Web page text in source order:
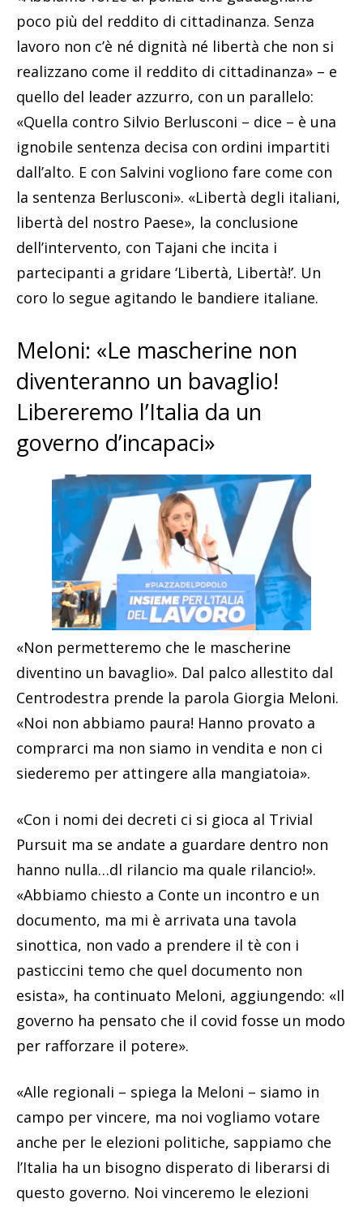
poco più del reddito di cittadinanza. Senza
lavoro non c’è né dignità né libertà che non si
realizzano come il reddito di cittadinanza» – e
quello del leader azzurro, con un parallelo:
«Quella contro Silvio Berlusconi – dice – è una
ignobile sentenza decisa con ordini impartiti
dall’alto. E con Salvini vogliono fare come con
la sentenza Berlusconi». «Libertà degli italiani,
libertà del nostro Paese», la conclusione
dell’intervento, con Tajani che incita i
partecipanti a gridare ‘Libertà, Libertà!’. Un
coro lo segue agitando le bandiere italiane.
Meloni: «Le mascherine non
diventeranno un bavaglio!
Libereremo l’Italia da un
governo d’incapaci»
«Non permetteremo che le mascherine
diventino un bavaglio». Dal palco allestito dal
Centrodestra prende la parola Giorgia Meloni.
«Noi non abbiamo paura! Hanno provato a
comprarci ma non siamo in vendita e non ci
siederemo per attingere alla mangiatoia».
«Con i nomi dei decreti ci si gioca al Trivial
Pursuit ma se andate a guardare dentro non
hanno nulla…dl rilancio ma quale rilancio!».
«Abbiamo chiesto a Conte un incontro e un
documento, ma mi è arrivata una tavola
sinottica, non vado a prendere il tè con i
pasticcini temo che quel documento non
esista», ha continuato Meloni, aggiungendo: «Il
governo ha pensato che il covid fosse un modo
per rafforzare il potere».
«Alle regionali – spiega la Meloni – siamo in
campo per vincere, ma noi vogliamo votare
anche per le elezioni politiche, sappiamo che
l’Italia ha un bisogno disperato di liberarsi di
questo governo. Noi vinceremo le elezioni